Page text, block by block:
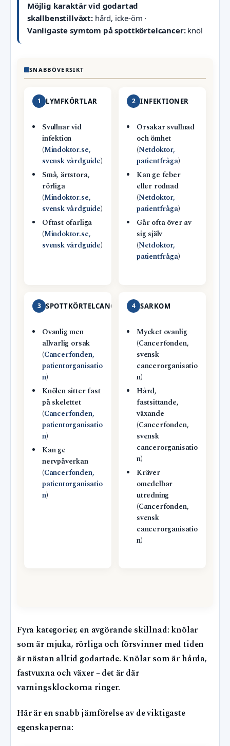
Möjlig karaktär vid godartad
skallbenstillväxt:hård, icke-öm ·
Vanligaste symtom på spottkörtelcancer:knöl
SNABBÖVERSIKT
1 LYMFKÖRTLAR
Svullnar vid
infektion
(Mindoktor.se,
svensk vårdguide)
Små, ärtstora,
rörliga
(Mindoktor.se,
svensk vårdguide)
Oftast ofarliga
(Mindoktor.se,
svensk vårdguide)
2 INFEKTIONER
Orsakar svullnad
och ömhet
(Netdoktor,
patientfråga)
Kan ge feber
eller rodnad
(Netdoktor,
patientfråga)
Går ofta över av
sig själv
(Netdoktor,
patientfråga)
3 SPOTTKÖRTELCANCER
Ovanlig men
allvarlig orsak
(Cancerfonden,
patientorganisatio
n)
Knölen sitter fast
på skelettet
(Cancerfonden,
patientorganisatio
n)
Kan ge
nervpåverkan
(Cancerfonden,
patientorganisatio
n)
4 SARKOM
Mycket ovanlig
(Cancerfonden,
svensk
cancerorganisatio
n)
Hård,
fastsittande,
växande
(Cancerfonden,
svensk
cancerorganisatio
n)
Kräver
omedelbar
utredning
(Cancerfonden,
svensk
cancerorganisatio
n)
Fyra kategorier, en avgörande skillnad: knölar
som är mjuka, rörliga och försvinner med tiden
är nästan alltid godartade. Knölar som är hårda,
fastvuxna och växer – det är där
varningsklockorna ringer.
Här är en snabb jämförelse av de viktigaste
egenskaperna: